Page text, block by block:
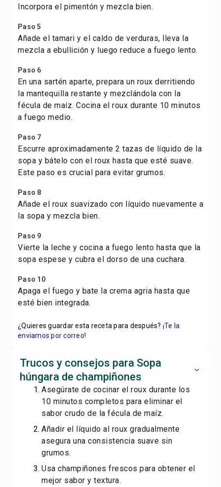
Incorpora el pimentón y mezcla bien.
Paso 5
Añade el tamari y el caldo de verduras, lleva la
mezcla a ebullición y luego reduce a fuego lento.
Paso 6
En una sartén aparte, prepara un roux derritiendo
la mantequilla restante y mezclándola con la
fécula de maíz. Cocina el roux durante 10 minutos
a fuego medio.
Paso 7
Escurre aproximadamente 2 tazas de líquido de la
sopa y bátelo con el roux hasta que esté suave.
Este paso es crucial para evitar grumos.
Paso 8
Añade el roux suavizado con líquido nuevamente a
la sopa y mezcla bien.
Paso 9
Vierte la leche y cocina a fuego lento hasta que la
sopa espese y cubra el dorso de una cuchara.
Paso 10
Apaga el fuego y bate la crema agria hasta que
esté bien integrada.
¿Quieres guardar esta receta para después? ¡Te la
enviamos por correo!
Trucos y consejos para Sopa
húngara de champiñones
Asegúrate de cocinar el roux durante los
10 minutos completos para eliminar el
sabor crudo de la fécula de maíz.
Añadir el líquido al roux gradualmente
asegura una consistencia suave sin
grumos.
Usa champiñones frescos para obtener el
mejor sabor y textura.